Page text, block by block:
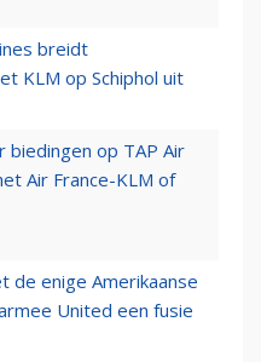
breidt
KLM op Schiphol uit
biedingen op TAP Air
Air France-KLM of
de enige Amerikaanse
United een fusie